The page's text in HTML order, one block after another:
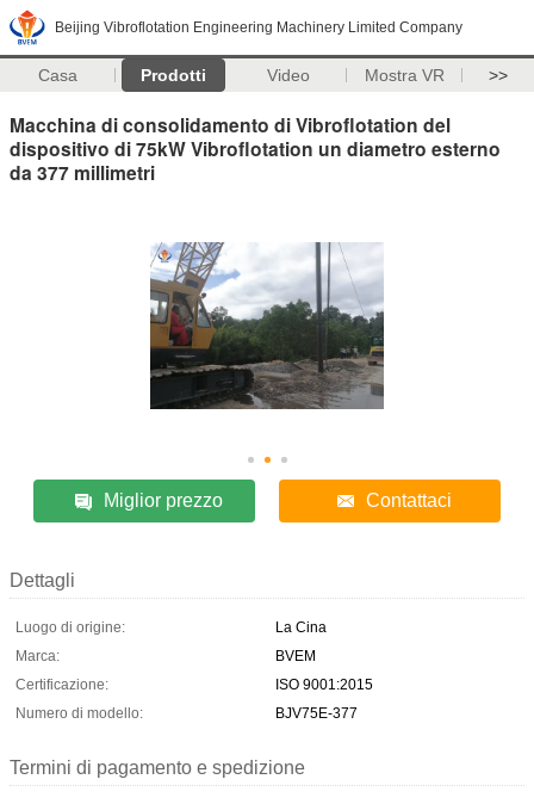
Beijing Vibroflotation Engineering Machinery Limited Company
Casa Prodotti Video Mostra VR >>
Macchina di consolidamento di Vibroflotation del
dispositivo di 75kW Vibroflotation un diametro esterno
da 377 millimetri
Miglior prezzo Contattaci
Dettagli
Luogo di origine:
La Cina
Marca:
BVEM
Certificazione:
ISO 9001:2015
Numero di modello:
BJV75E-377
Termini di pagamento e spedizione